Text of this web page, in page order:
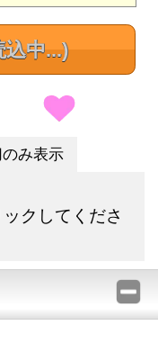
込中...)
み表示
クしてくださ